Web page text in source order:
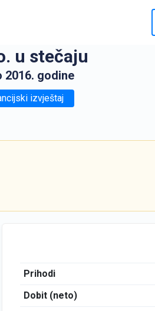
u stečaju
2016. godine
izvještaj
Prihodi
Dobit (neto)